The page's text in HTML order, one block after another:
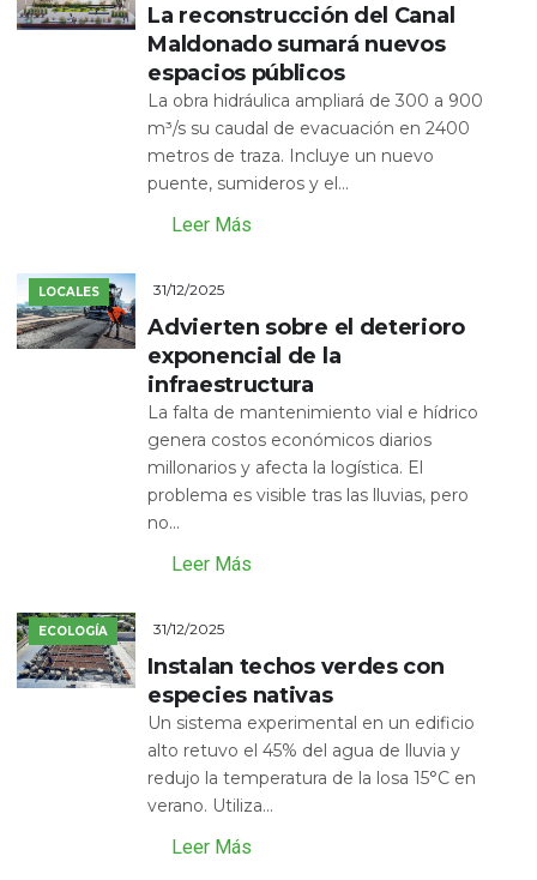
La reconstrucción del Canal
Maldonado sumará nuevos
espacios públicos
La obra hidráulica ampliará de 300 a 900
m³/s su caudal de evacuación en 2400
metros de traza. Incluye un nuevo
puente, sumideros y el...
Leer Más
LOCALES 31/12/2025
Advierten sobre el deterioro
exponencial de la
infraestructura
La falta de mantenimiento vial e hídrico
genera costos económicos diarios
millonarios y afecta la logística. El
problema es visible tras las lluvias, pero
no...
Leer Más
ECOLOGÍA 31/12/2025
Instalan techos verdes con
especies nativas
Un sistema experimental en un edificio
alto retuvo el 45% del agua de lluvia y
redujo la temperatura de la losa 15°C en
verano. Utiliza...
Leer Más